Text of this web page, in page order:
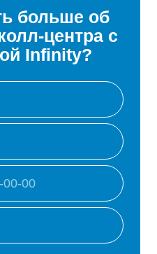
больше об
центра с
Infinity?